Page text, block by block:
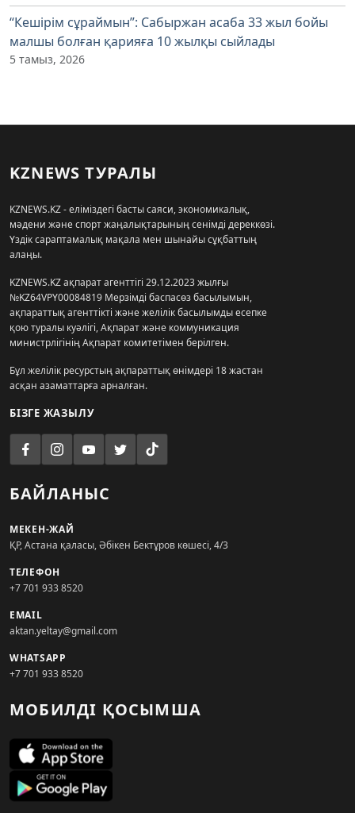
“Кешірім сұраймын”: Сабыржан асаба 33 жыл бойы
малшы болған қарияға 10 жылқы сыйлады
5 тамыз, 2026
KZNEWS ТУРАЛЫ
KZNEWS.KZ - еліміздегі басты саяси, экономикалық,
мәдени және спорт жаңалықтарының сенімді дереккөзі.
Үздік сараптамалық мақала мен шынайы сұқбаттың
алаңы.
KZNEWS.KZ ақпарат агенттігі 29.12.2023 жылғы
№KZ64VPY00084819 Мерзімді баспасөз басылымын,
ақпараттық агенттікті және желілік басылымды есепке
қою туралы куәлігі, Ақпарат және коммуникация
министрлігінің Ақпарат комитетімен берілген.
Бұл желілік ресурстың ақпараттық өнімдері 18 жастан
асқан азаматтарға арналған.
БІЗГЕ ЖАЗЫЛУ
БАЙЛАНЫС
МЕКЕН-ЖАЙ
ҚР, Астана қаласы, Әбікен Бектұров көшесі, 4/3
ТЕЛЕФОН
+7 701 933 8520
EMAIL
aktan.yeltay@gmail.com
WHATSAPP
+7 701 933 8520
МОБИЛДІ ҚОСЫМША